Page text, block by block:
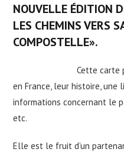
NOUVELLE ÉDITION
LES CHEMINS VERS
COMPOSTELLE».
Cette carte
en France, leur histoire, une
informations concernant le
etc.
Elle est le fruit d’un